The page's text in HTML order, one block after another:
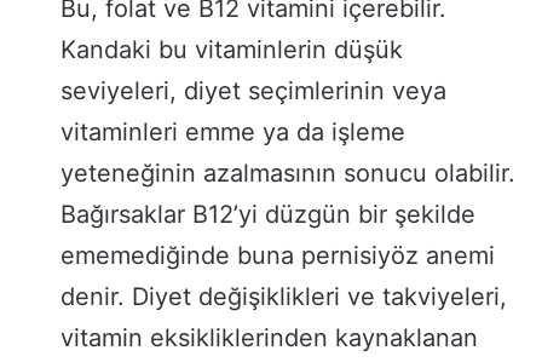
Bu, folat ve B12 vitamini içerebilir.
Kandaki bu vitaminlerin düşük
seviyeleri, diyet seçimlerinin veya
vitaminleri emme ya da işleme
yeteneğinin azalmasının sonucu olabilir.
Bağırsaklar B12’yi düzgün bir şekilde
ememediğinde buna pernisiyöz anemi
denir. Diyet değişiklikleri ve takviyeleri,
vitamin eksikliklerinden kaynaklanan